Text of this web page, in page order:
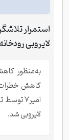
استمرار
لایروبی
به‌منظور
امیر7
لایروبی شد.